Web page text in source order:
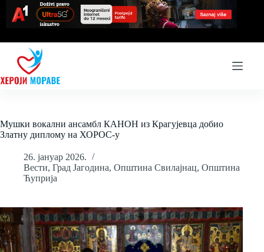
content
Мушки вокални ансамбл КАНОН из Крагујевца дoбио
Златну диплому на ХОРОС-у
26. јануар 2026.
Вести, Град Јагодина, Општина Свилајнац, Општина
Ћуприја